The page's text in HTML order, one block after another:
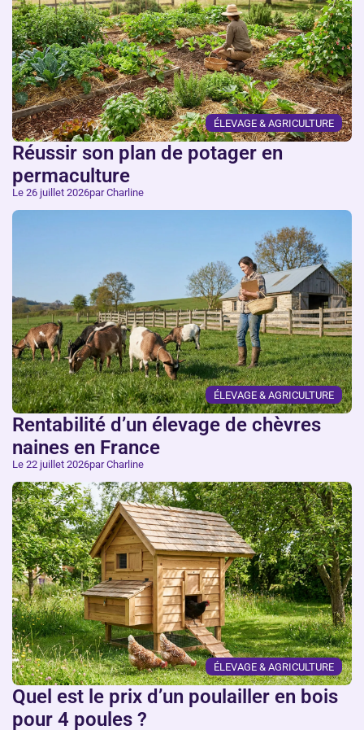
ÉLEVAGE & AGRICULTURE
Réussir son plan de potager en
permaculture
Le 26 juillet 2026par Charline
ÉLEVAGE & AGRICULTURE
Rentabilité d’un élevage de chèvres
naines en France
Le 22 juillet 2026par Charline
ÉLEVAGE & AGRICULTURE
Quel est le prix d’un poulailler en bois
pour 4 poules ?